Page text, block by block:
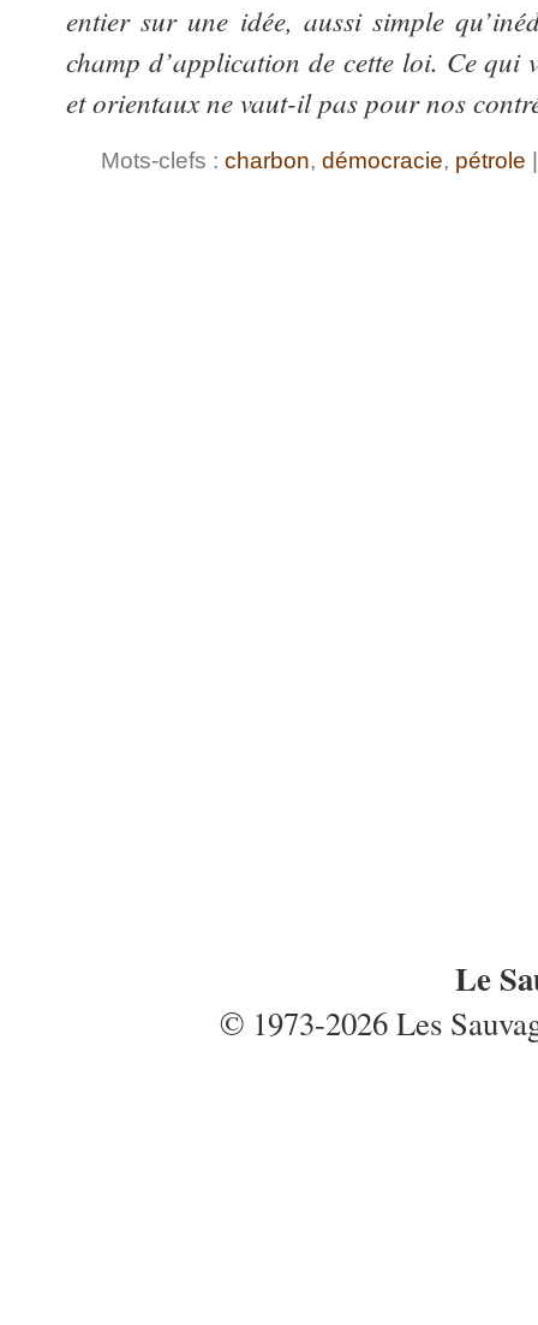
entier sur une idée, aussi simple
champ d’application de cette loi. Ce qui
et orientaux ne vaut-il pas pour nos
Mots-clefs : charbon, démocracie, pétrole
Le
© 1973-2026 Les